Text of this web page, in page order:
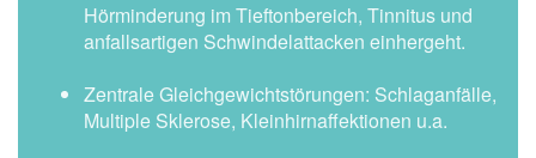
Hörminderung im Tieftonbereich, Tinnitus und
anfallsartigen Schwindelattacken einhergeht.
Zentrale Gleichgewichtstörungen: Schlaganfälle,
Multiple Sklerose, Kleinhirnaffektionen u.a.